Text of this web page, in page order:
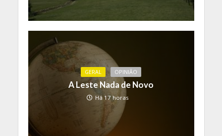
GERAL OPINIÃO
A Leste Nada de Novo
Há 17 horas